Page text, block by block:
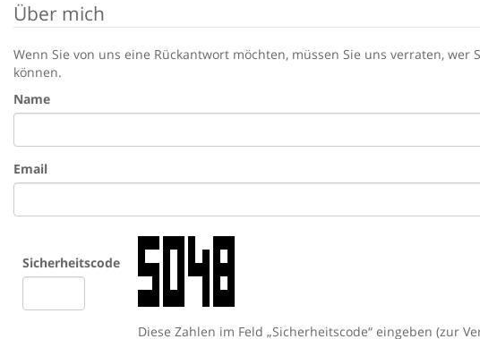
Über mich
Wenn Sie von uns eine Rückantwort möchten, müssen Sie uns verraten, wer
können.
Name
Email
Sicherheitscode
Diese Zahlen im Feld „Sicherheitscode“ eingeben (zur